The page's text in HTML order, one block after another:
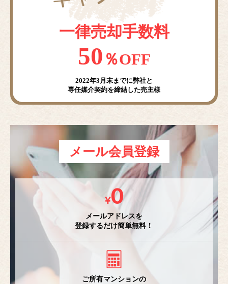
一律売却手数料
50 ％OFF
2022年3月末までに弊社と
専任媒介契約を締結した売主様
メール会員登録
メールアドレスを
登録するだけ簡単無料！
ご所有マンションの